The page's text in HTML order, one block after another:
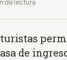
de lectura
de